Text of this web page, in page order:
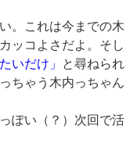
。これは今までの木
ッコよさだよ。そし
いだけ」
と尋ねられ
ちゃう木内っちゃん
ぽい（？）次回で活